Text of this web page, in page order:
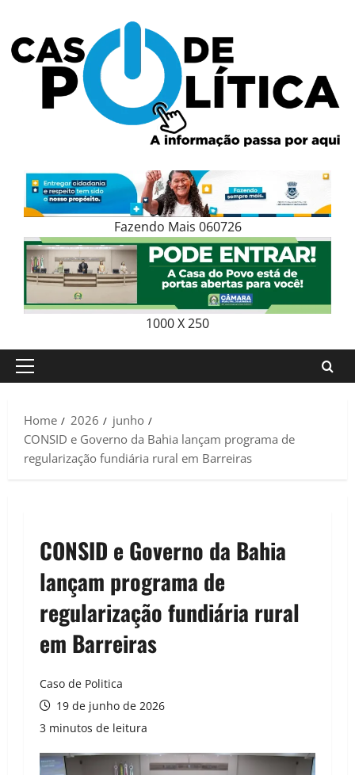
content
Fazendo Mais 060726
1000 X 250
Primary
Home
2026
junho
CONSID e Governo da Bahia lançam programa de
regularização fundiária rural em Barreiras
CONSID e Governo da Bahia
lançam programa de
regularização fundiária rural
em Barreiras
Caso de Politica
19 de junho de 2026
3 minutos de leitura